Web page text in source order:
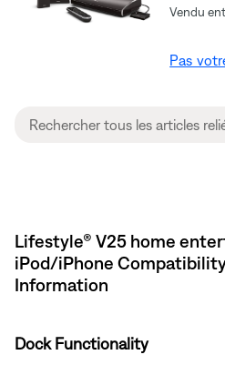
Vendu
Pas
Lifestyle® V25 home
iPod/iPhone
Information
Dock Functionality